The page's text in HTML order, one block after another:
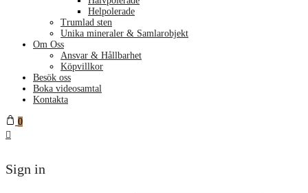
Helpolerade
Trumlad sten
Unika mineraler & Samlarobjekt
Om Oss
Ansvar & Hållbarhet
Köpvillkor
Besök oss
Boka videosamtal
Kontakta
0
Sign in